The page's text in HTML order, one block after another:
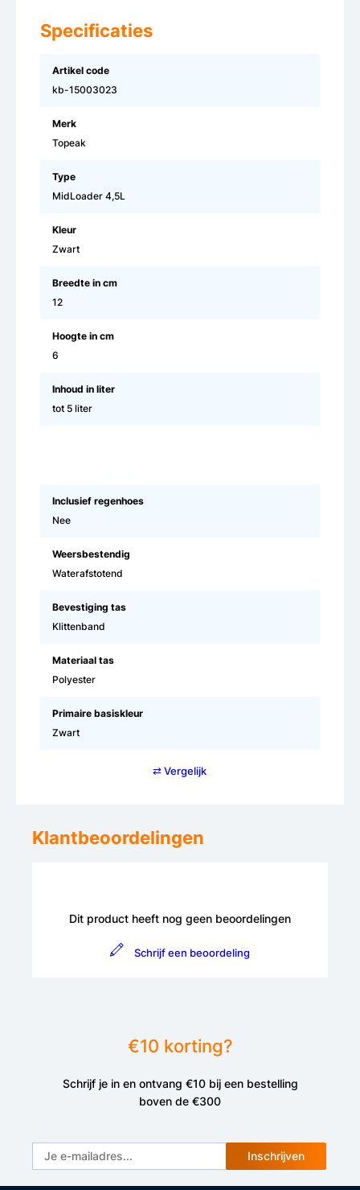
Specificaties
Artikel code
kb-15003023
Merk
Topeak
Type
MidLoader 4,5L
Kleur
Zwart
Breedte in cm
12
Hoogte in cm
6
Inhoud in liter
tot 5 liter
Inclusief regenhoes
Nee
Weersbestendig
Waterafstotend
Bevestiging tas
Klittenband
Materiaal tas
Polyester
Primaire basiskleur
Zwart
⇄ Vergelijk
Klantbeoordelingen
Dit product heeft nog geen beoordelingen
Schrijf een beoordeling
€10 korting?
Schrijf je in en ontvang €10 bij een bestelling
boven de €300
Inschrijven